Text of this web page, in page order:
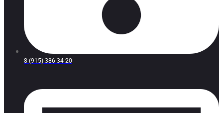
8 (915) 386-34-20